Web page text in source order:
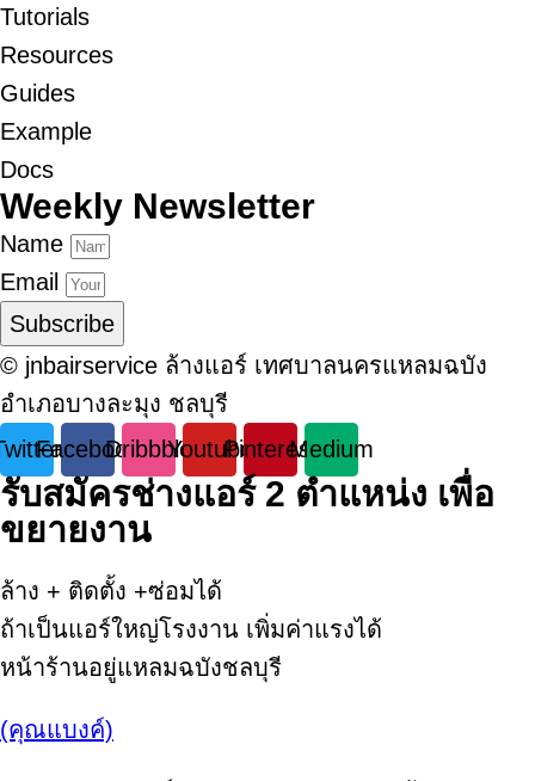
Tutorials
Resources
Guides
Example
Docs
Weekly Newsletter
Name
Email
Subscribe
© jnbairservice ล้างแอร์ เทศบาลนครแหลมฉบัง
อำเภอบางละมุง ชลบุรี
FacebookDribbbleYoutubePinterestMedium
รับสมัครช่างแอร์ 2 ตำแหน่ง เพื่อ
ขยายงาน
ล้าง + ติดตั้ง +ซ่อมได้
ถ้าเป็นแอร์ใหญ่โรงงาน เพิ่มค่าแรงได้
หน้าร้านอยู่แหลมฉบังชลบุรี
(คุณแบงค์)